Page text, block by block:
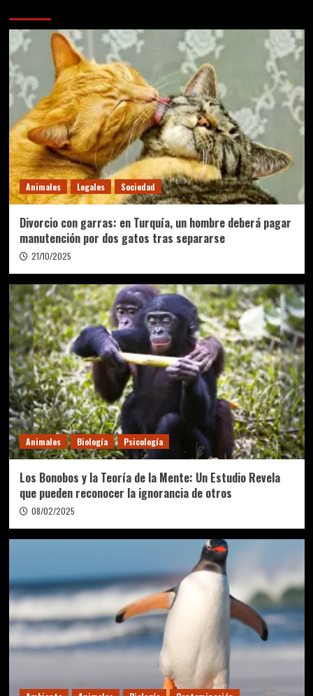
Animales Legales Sociedad
Divorcio con garras: en Turquía, un hombre deberá pagar
manutención por dos gatos tras separarse
21/10/2025
Animales Biología Psicología
Los Bonobos y la Teoría de la Mente: Un Estudio Revela
que pueden reconocer la ignorancia de otros
08/02/2025